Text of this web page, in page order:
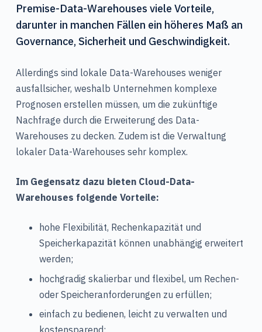
Premise-Data-Warehouses viele Vorteile,
darunter in manchen Fällen ein höheres Maß an
Governance, Sicherheit und Geschwindigkeit.
Allerdings sind lokale Data-Warehouses weniger
ausfallsicher, weshalb Unternehmen komplexe
Prognosen erstellen müssen, um die zukünftige
Nachfrage durch die Erweiterung des Data-
Warehouses zu decken. Zudem ist die Verwaltung
lokaler Data-Warehouses sehr komplex.
Im Gegensatz dazu bieten Cloud-Data-
Warehouses folgende Vorteile:
hohe Flexibilität, Rechenkapazität und
Speicherkapazität können unabhängig erweitert
werden;
hochgradig skalierbar und flexibel, um Rechen-
oder Speicheranforderungen zu erfüllen;
einfach zu bedienen, leicht zu verwalten und